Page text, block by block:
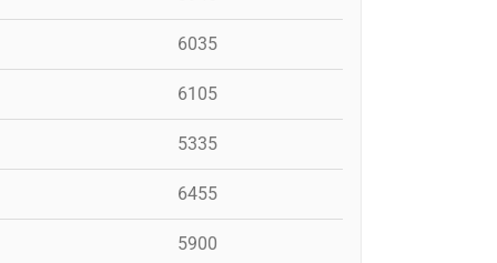
6035
6105
5335
6455
5900